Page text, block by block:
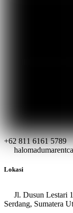
+62 811 6161 5789
Lokasi
Jl. Dusun Lestari
Serdang, Sumatera